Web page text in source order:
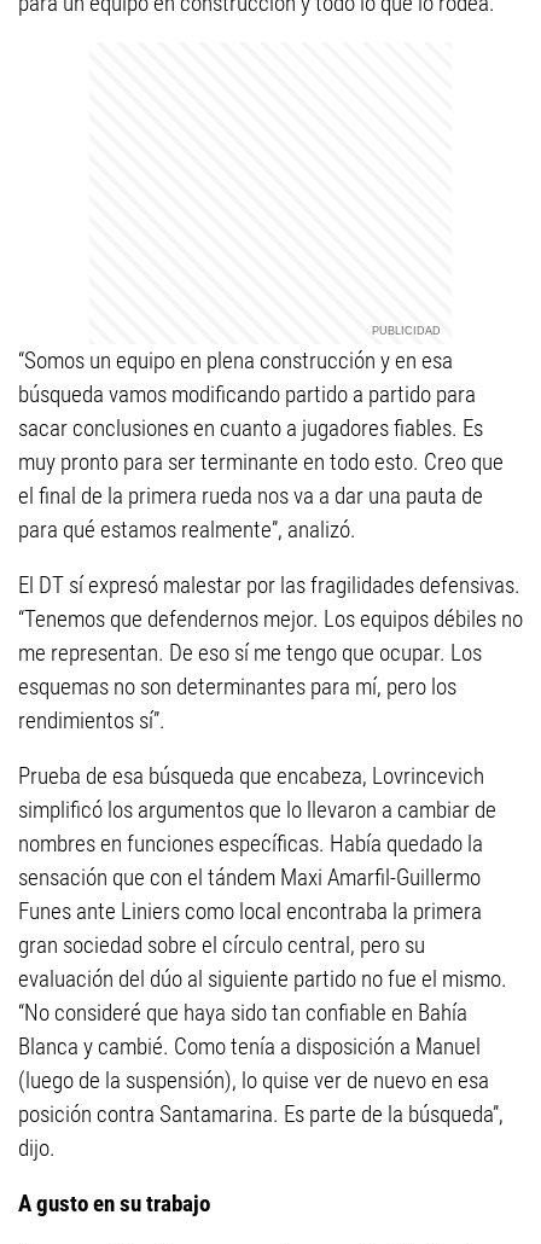
“Somos un equipo en plena construcción y en esa
búsqueda vamos modificando partido a partido para
sacar conclusiones en cuanto a jugadores fiables. Es
muy pronto para ser terminante en todo esto. Creo que
el final de la primera rueda nos va a dar una pauta de
para qué estamos realmente”, analizó.
El DT sí expresó malestar por las fragilidades defensivas.
“Tenemos que defendernos mejor. Los equipos débiles no
me representan. De eso sí me tengo que ocupar. Los
esquemas no son determinantes para mí, pero los
rendimientos sí”.
Prueba de esa búsqueda que encabeza, Lovrincevich
simplificó los argumentos que lo llevaron a cambiar de
nombres en funciones específicas. Había quedado la
sensación que con el tándem Maxi Amarfil-Guillermo
Funes ante Liniers como local encontraba la primera
gran sociedad sobre el círculo central, pero su
evaluación del dúo al siguiente partido no fue el mismo.
“No consideré que haya sido tan confiable en Bahía
Blanca y cambié. Como tenía a disposición a Manuel
(luego de la suspensión), lo quise ver de nuevo en esa
posición contra Santamarina. Es parte de la búsqueda”,
dijo.
A gusto en su trabajo